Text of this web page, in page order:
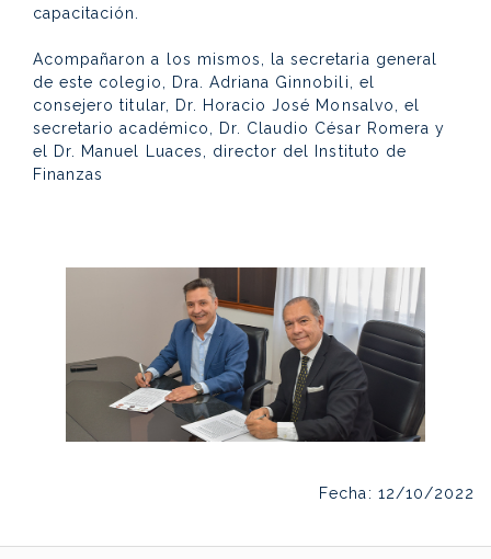
capacitación.
Acompañaron a los mismos, la secretaria general
de este colegio, Dra. Adriana Ginnobili, el
consejero titular, Dr. Horacio José Monsalvo, el
secretario académico, Dr. Claudio César Romera y
el Dr. Manuel Luaces, director del Instituto de
Finanzas
Fecha: 12/10/2022